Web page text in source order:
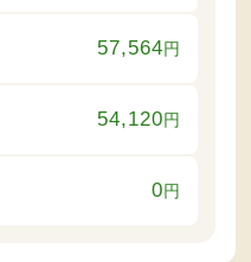
57,564円
54,120円
0円